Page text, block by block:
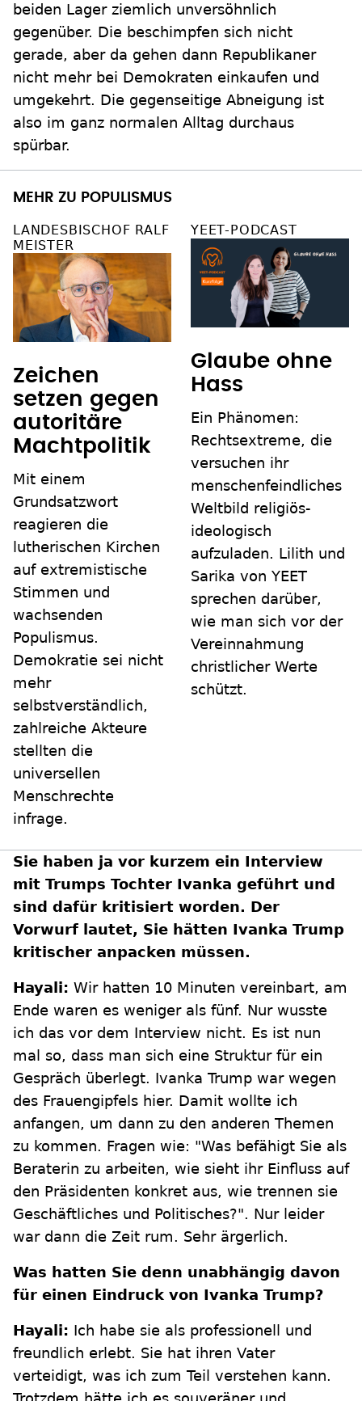
beiden Lager ziemlich unversöhnlich
gegenüber. Die beschimpfen sich nicht
gerade, aber da gehen dann Republikaner
nicht mehr bei Demokraten einkaufen und
umgekehrt. Die gegenseitige Abneigung ist
also im ganz normalen Alltag durchaus
spürbar.
MEHR ZU POPULISMUS
LANDESBISCHOF RALF
MEISTER
Zeichen
setzen gegen
autoritäre
Machtpolitik
Mit einem
Grundsatzwort
reagieren die
lutherischen Kirchen
auf extremistische
Stimmen und
wachsenden
Populismus.
Demokratie sei nicht
mehr
selbstverständlich,
zahlreiche Akteure
stellten die
universellen
Menschrechte
infrage.
YEET-PODCAST
Glaube ohne
Hass
Ein Phänomen:
Rechtsextreme, die
versuchen ihr
menschenfeindliches
Weltbild religiös-
ideologisch
aufzuladen. Lilith und
Sarika von YEET
sprechen darüber,
wie man sich vor der
Vereinnahmung
christlicher Werte
schützt.
Sie haben ja vor kurzem ein Interview
mit Trumps Tochter Ivanka geführt und
sind dafür kritisiert worden. Der
Vorwurf lautet, Sie hätten Ivanka Trump
kritischer anpacken müssen.
Hayali: Wir hatten 10 Minuten vereinbart, am
Ende waren es weniger als fünf. Nur wusste
ich das vor dem Interview nicht. Es ist nun
mal so, dass man sich eine Struktur für ein
Gespräch überlegt. Ivanka Trump war wegen
des Frauengipfels hier. Damit wollte ich
anfangen, um dann zu den anderen Themen
zu kommen. Fragen wie: "Was befähigt Sie als
Beraterin zu arbeiten, wie sieht ihr Einfluss auf
den Präsidenten konkret aus, wie trennen sie
Geschäftliches und Politisches?". Nur leider
war dann die Zeit rum. Sehr ärgerlich.
Was hatten Sie denn unabhängig davon
für einen Eindruck von Ivanka Trump?
Hayali: Ich habe sie als professionell und
freundlich erlebt. Sie hat ihren Vater
verteidigt, was ich zum Teil verstehen kann.